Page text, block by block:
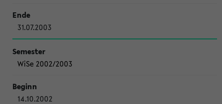
31.07.2003
WiSe 2002/2003
14.10.2002